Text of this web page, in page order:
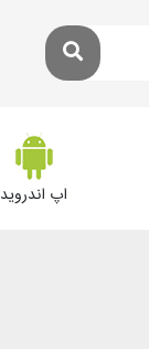
اپ اندروید